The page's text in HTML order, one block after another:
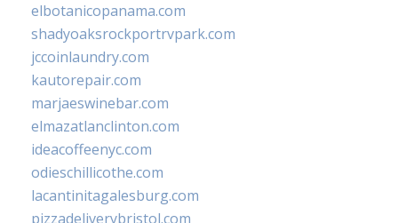
elbotanicopanama.com
shadyoaksrockportrvpark.com
jccoinlaundry.com
kautorepair.com
marjaeswinebar.com
elmazatlanclinton.com
ideacoffeenyc.com
odieschillicothe.com
lacantinitagalesburg.com
pizzadeliverybristol.com